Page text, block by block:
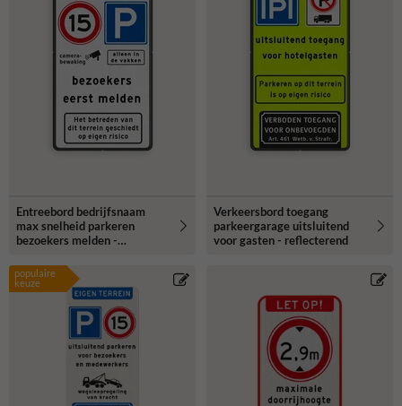
Entreebord bedrijfsnaam
max snelheid parkeren
bezoekers melden -
Verkeersbord toegang
parkeergarage uitsluitend
voor gasten - reflecterend
populaire
keuze